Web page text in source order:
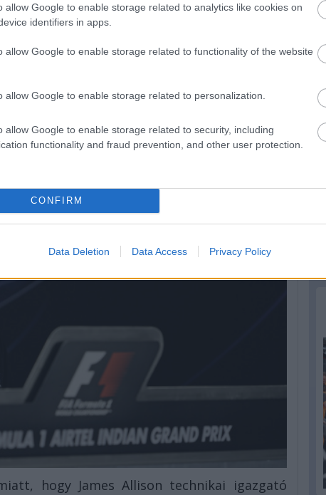
allow Google to enable storage related to analytics like cookies on
identifiers in apps.
allow Google to enable storage related to functionality of the website
allow Google to enable storage related to personalization.
allow Google to enable storage related to security, including
functionality and fraud prevention, and other user protection.
CONFIRM
Data Deletion Data Access Privacy Policy
kettős kiesést produkált a csapat.
Horner töretlenül hisz négyszeres
és figyelmezteti a szezon elejét uraló
és rátalál az ideális beállításokra a Red
hogy James Allison technikai igazgató